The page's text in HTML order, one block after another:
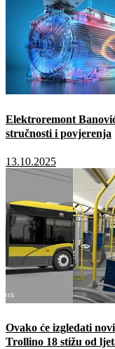
Elektroremont
stručnosti i povjerenja
13.10.2025
Ovako će izgledati
Trollino 18 stižu od